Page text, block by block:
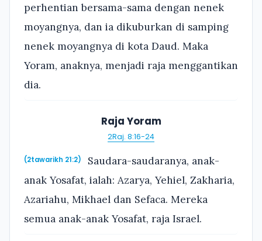
perhentian bersama-sama dengan nenek
moyangnya, dan ia dikuburkan di samping
nenek moyangnya di kota Daud. Maka
Yoram, anaknya, menjadi raja menggantikan
dia.
Raja Yoram
2Raj. 8:16-24
(2tawarikh 21:2)
Saudara-saudaranya, anak-
anak Yosafat, ialah: Azarya, Yehiel, Zakharia,
Azariahu, Mikhael dan Sefaca. Mereka
semua anak-anak Yosafat, raja Israel.